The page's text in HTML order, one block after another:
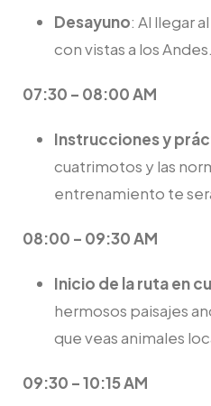
Desayuno: Al llegar
con vistas a los Andes.
07:30 – 08:00 AM
Instrucciones y
cuatrimotos y las
entrenamiento te
08:00 – 09:30 AM
Inicio de la ruta en
hermosos paisajes
que veas animales
09:30 – 10:15 AM